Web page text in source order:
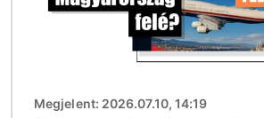
Megjelent: 2026.07.10, 14:19